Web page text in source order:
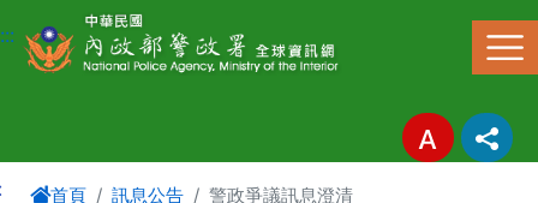
進入內容區塊
:::
首頁 訊息公告 警政爭議訊息澄清